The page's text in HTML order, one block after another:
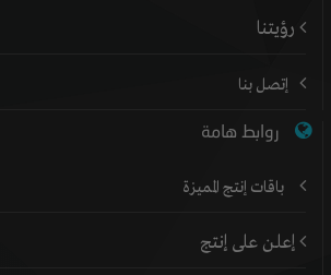
رؤيتنا
إتصل بنا
روابط هامة
باقات إنتج المميزة
إعلن على إنتج